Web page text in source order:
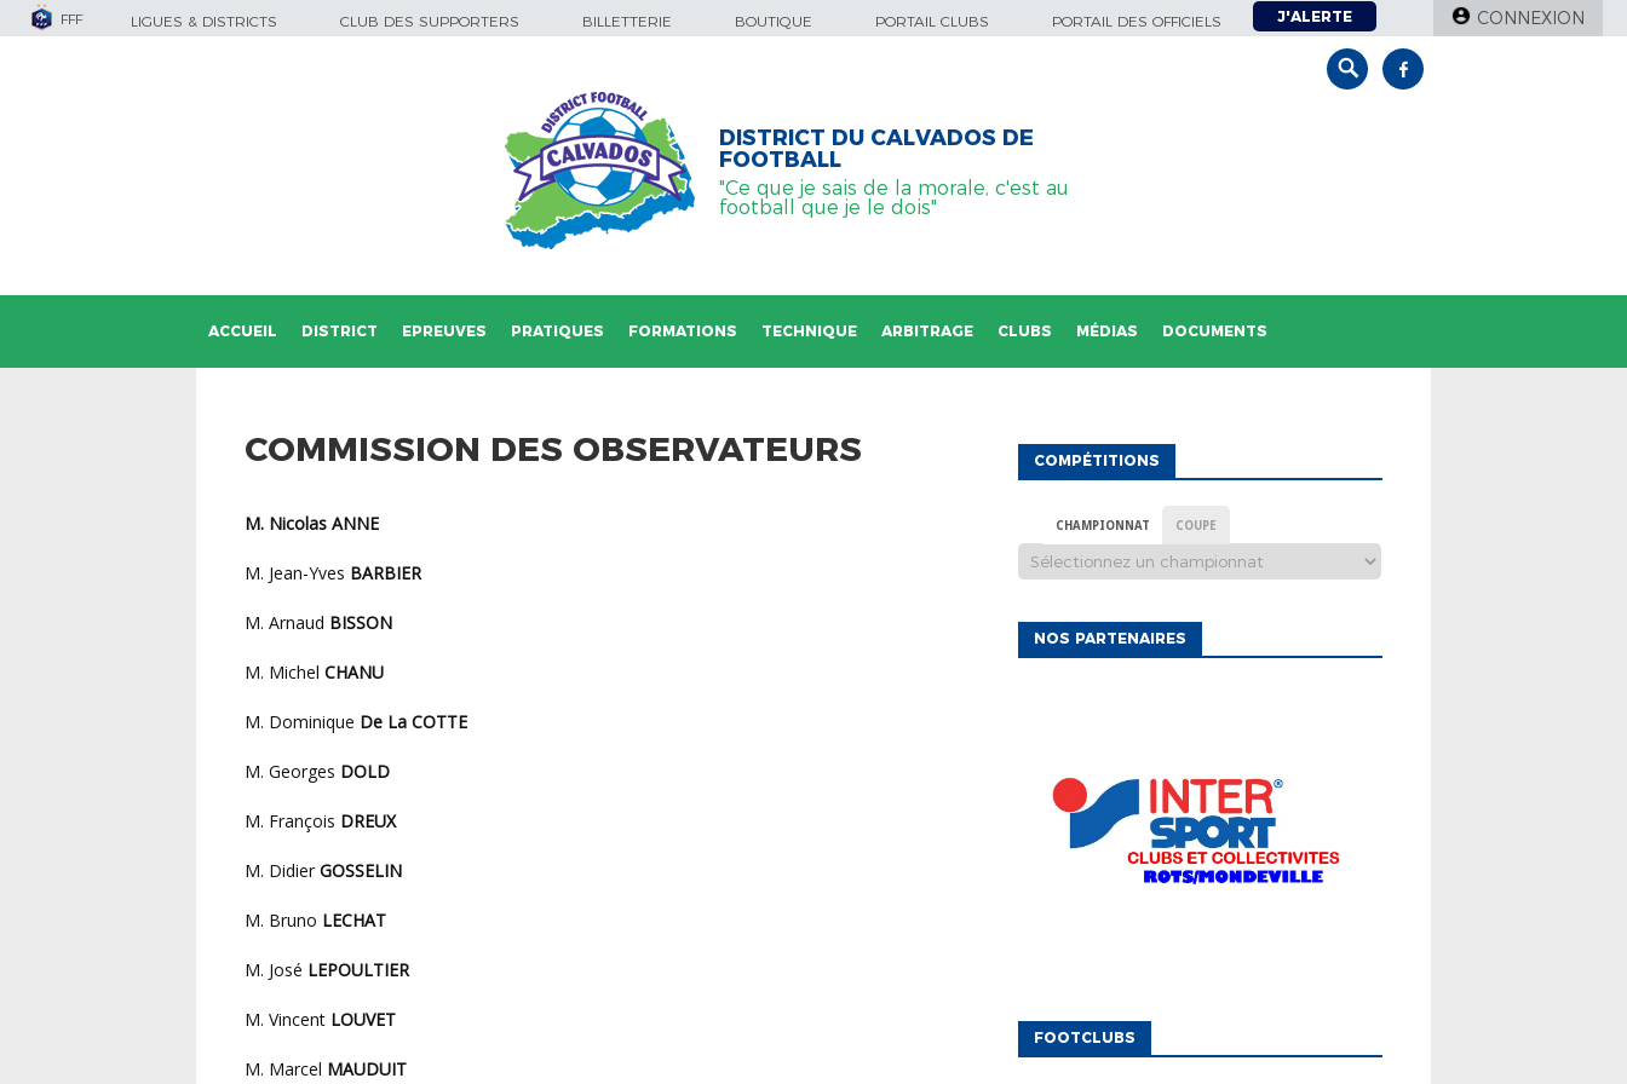
FFF LIGUES & DISTRICTS CLUB DES SUPPORTERS BILLETTERIE BOUTIQUE PORTAIL CLUBS PORTAIL DES OFFICIELS J'ALERTE CONNEXION
DISTRICT DU CALVADOS DE
FOOTBALL
"Ce que je sais de la morale, c'est au
football que je le dois"
ACCUEIL DISTRICT EPREUVES PRATIQUES FORMATIONS TECHNIQUE ARBITRAGE CLUBS MÉDIAS DOCUMENTS
COMMISSION DES OBSERVATEURS
M. Nicolas ANNE
M. Jean-Yves BARBIER
M. Arnaud BISSON
M. Michel CHANU
M. Dominique De La COTTE
M. Georges DOLD
M. François DREUX
M. Didier GOSSELIN
M. Bruno LECHAT
M. José LEPOULTIER
M. Vincent LOUVET
M. Marcel MAUDUIT
COMPÉTITIONS
CHAMPIONNAT COUPE
NOS PARTENAIRES
FOOTCLUBS